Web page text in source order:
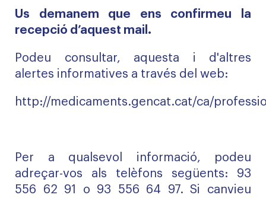
Us demanem que ens confirmeu la
recepció d’aquest mail.
Podeu consultar, aquesta i d'altres
alertes informatives a través del web:
http://medicaments.gencat.cat/ca/
Per a qualsevol informació, podeu
adreçar-vos als telèfons següents: 93
556 62 91 o 93 556 64 97. Si canvieu